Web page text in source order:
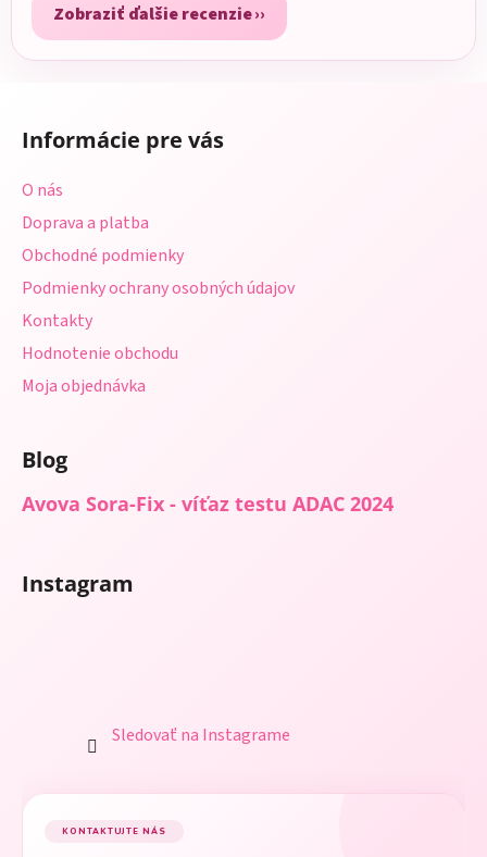
Zobraziť ďalšie recenzie
Informácie pre vás
O nás
Doprava a platba
Obchodné podmienky
Podmienky ochrany osobných údajov
Kontakty
Hodnotenie obchodu
Moja objednávka
Blog
Avova Sora-Fix - víťaz testu ADAC 2024
Instagram
Sledovať na Instagrame
KONTAKTUJTE NÁS